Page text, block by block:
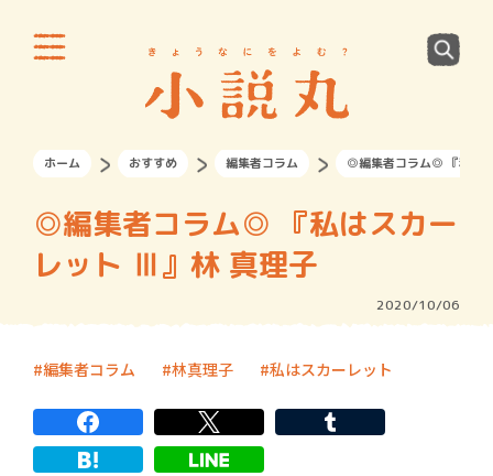
ホーム おすすめ 編集者コラム ◎編集者コラム◎ 『私は
◎編集者コラム◎ 『私はスカー
レット Ⅲ』林 真理子
2020/10/06
編集者コラム 林真理子 私はスカーレット